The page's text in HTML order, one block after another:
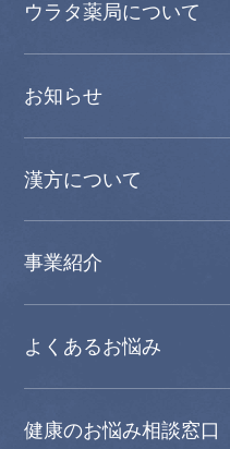
ウラタ薬局について
お知らせ
漢方について
事業紹介
よくあるお悩み
健康のお悩み相談窓口